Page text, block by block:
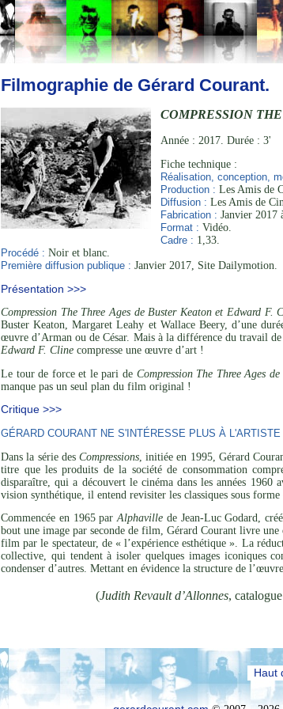
Filmographie de Gérard Courant.
COMPRESSION
Année : 2017. Durée : 3'
Fiche technique :
Réalisation, conception,
Production : Les Amis de
Diffusion : Les Amis de
Fabrication : Janvier 2017
Format : Vidéo.
Cadre : 1,33.
Procédé : Noir et blanc.
Première diffusion publique : Janvier 2017, Site Dailymotion.
Présentation >>>
Compression The Three Ages de Buster Keaton et Edward F.
Buster Keaton, Margaret Leahy et Wallace Beery, d’une
œuvre d’Arman ou de César. Mais à la différence du travail de
Edward F. Cline compresse une œuvre d’art !
Le tour de force et le pari de Compression The Three Ages
manque pas un seul plan du film original !
Critique >>>
GÉRARD COURANT NE S'INTÉRESSE PLUS À
Dans la série desCompressions , initiée en 1995, Gérard
titre que les produits de la société de consommation
disparaître, qui a découvert le cinéma dans les années
vision synthétique, il entend revisiter les classiques sous forme
Commencée en 1965 parAlphaville de Jean-Luc Godard,
bout une image par seconde de film, Gérard Courant livre
film par le spectateur, de « l’expérience esthétique ». La
collective, qui tendent à isoler quelques images iconiques
condenser d’autres. Mettant en évidence la structure de
(Judith Revault d’Allonnes, catalogue
Haut